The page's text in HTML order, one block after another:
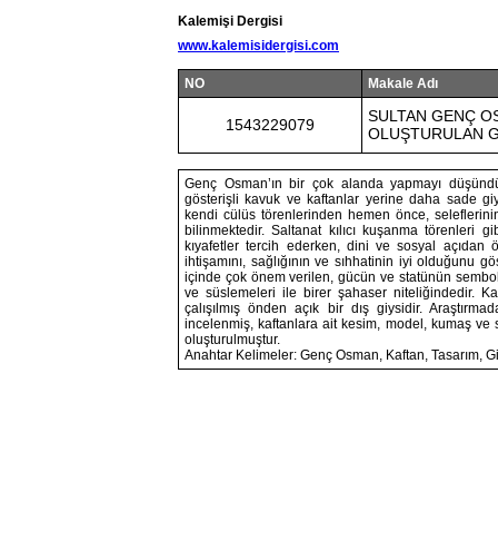
Kalemişi Dergisi
www.kalemisidergisi.com
NO Makale Adı
1543229079
SULTAN GENÇ
OLUŞTURULAN
Genç Osman’ın bir çok alanda yapmayı
gösterişli kavuk ve kaftanlar yerine daha sade
kendi cülüs törenlerinden hemen önce,
bilinmektedir. Saltanat kılıcı kuşanma törenleri
kıyafetler tercih ederken, dini ve sosyal
ihtişamını, sağlığının ve sıhhatinin iyi olduğunu
içinde çok önem verilen, gücün ve statünün
ve süslemeleri ile birer şahaser niteliğindedir.
çalışılmış önden açık bir dış giysidir.
incelenmiş, kaftanlara ait kesim, model, kumaş ve
oluşturulmuştur.
Anahtar Kelimeler: Genç Osman, Kaftan, Tasarım,